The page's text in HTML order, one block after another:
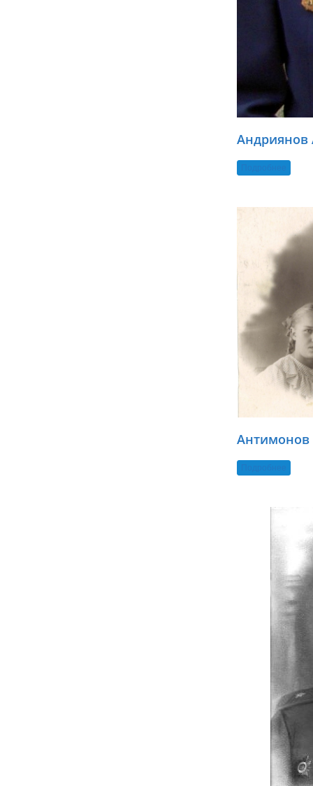
Андриянов
Антимонов